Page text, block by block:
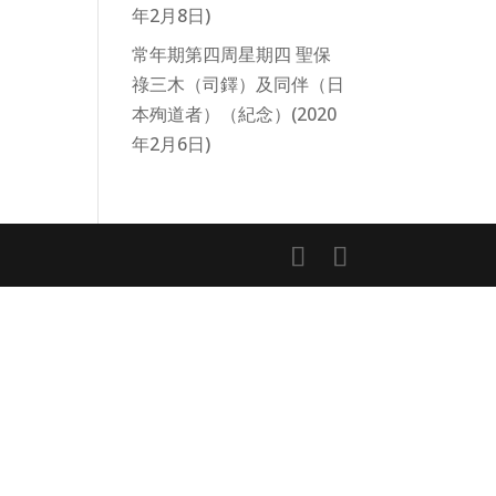
年2月8日)
常年期第四周星期四 聖保
祿三木（司鐸）及同伴（日
本殉道者）（紀念）(2020
年2月6日)